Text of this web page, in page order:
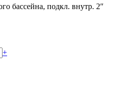
бассейна, подкл. внутр. 2″
+